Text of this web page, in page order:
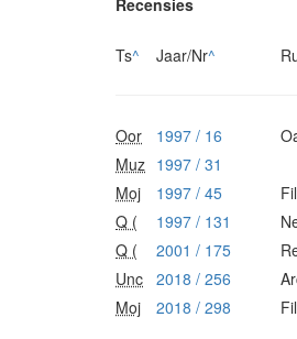
Recensies
Ts^ Jaar/Nr^
Oor 1997 / 16
Muz 1997 / 31
Moj
1997 / 45
Q (
1997 / 131
Q (
2001 / 175
Unc 2018 / 256
Moj
2018 / 298